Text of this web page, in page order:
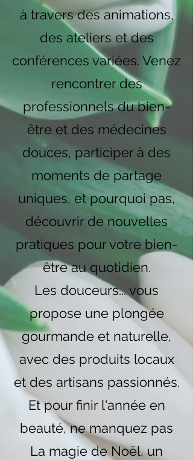
à travers des animations,
des ateliers et des
conférences variées. Venez
rencontrer des
professionnels du bien-
être et des médecines
douces, participer à des
moments de partage
uniques, et pourquoi pas,
découvrir de nouvelles
pratiques pour votre bien-
être au quotidien.
Les douceurs... vous
propose une plongée
gourmande et naturelle,
avec des produits locaux
et des artisans passionnés.
Et pour finir l'année en
beauté, ne manquez pas
La magie de Noël, un